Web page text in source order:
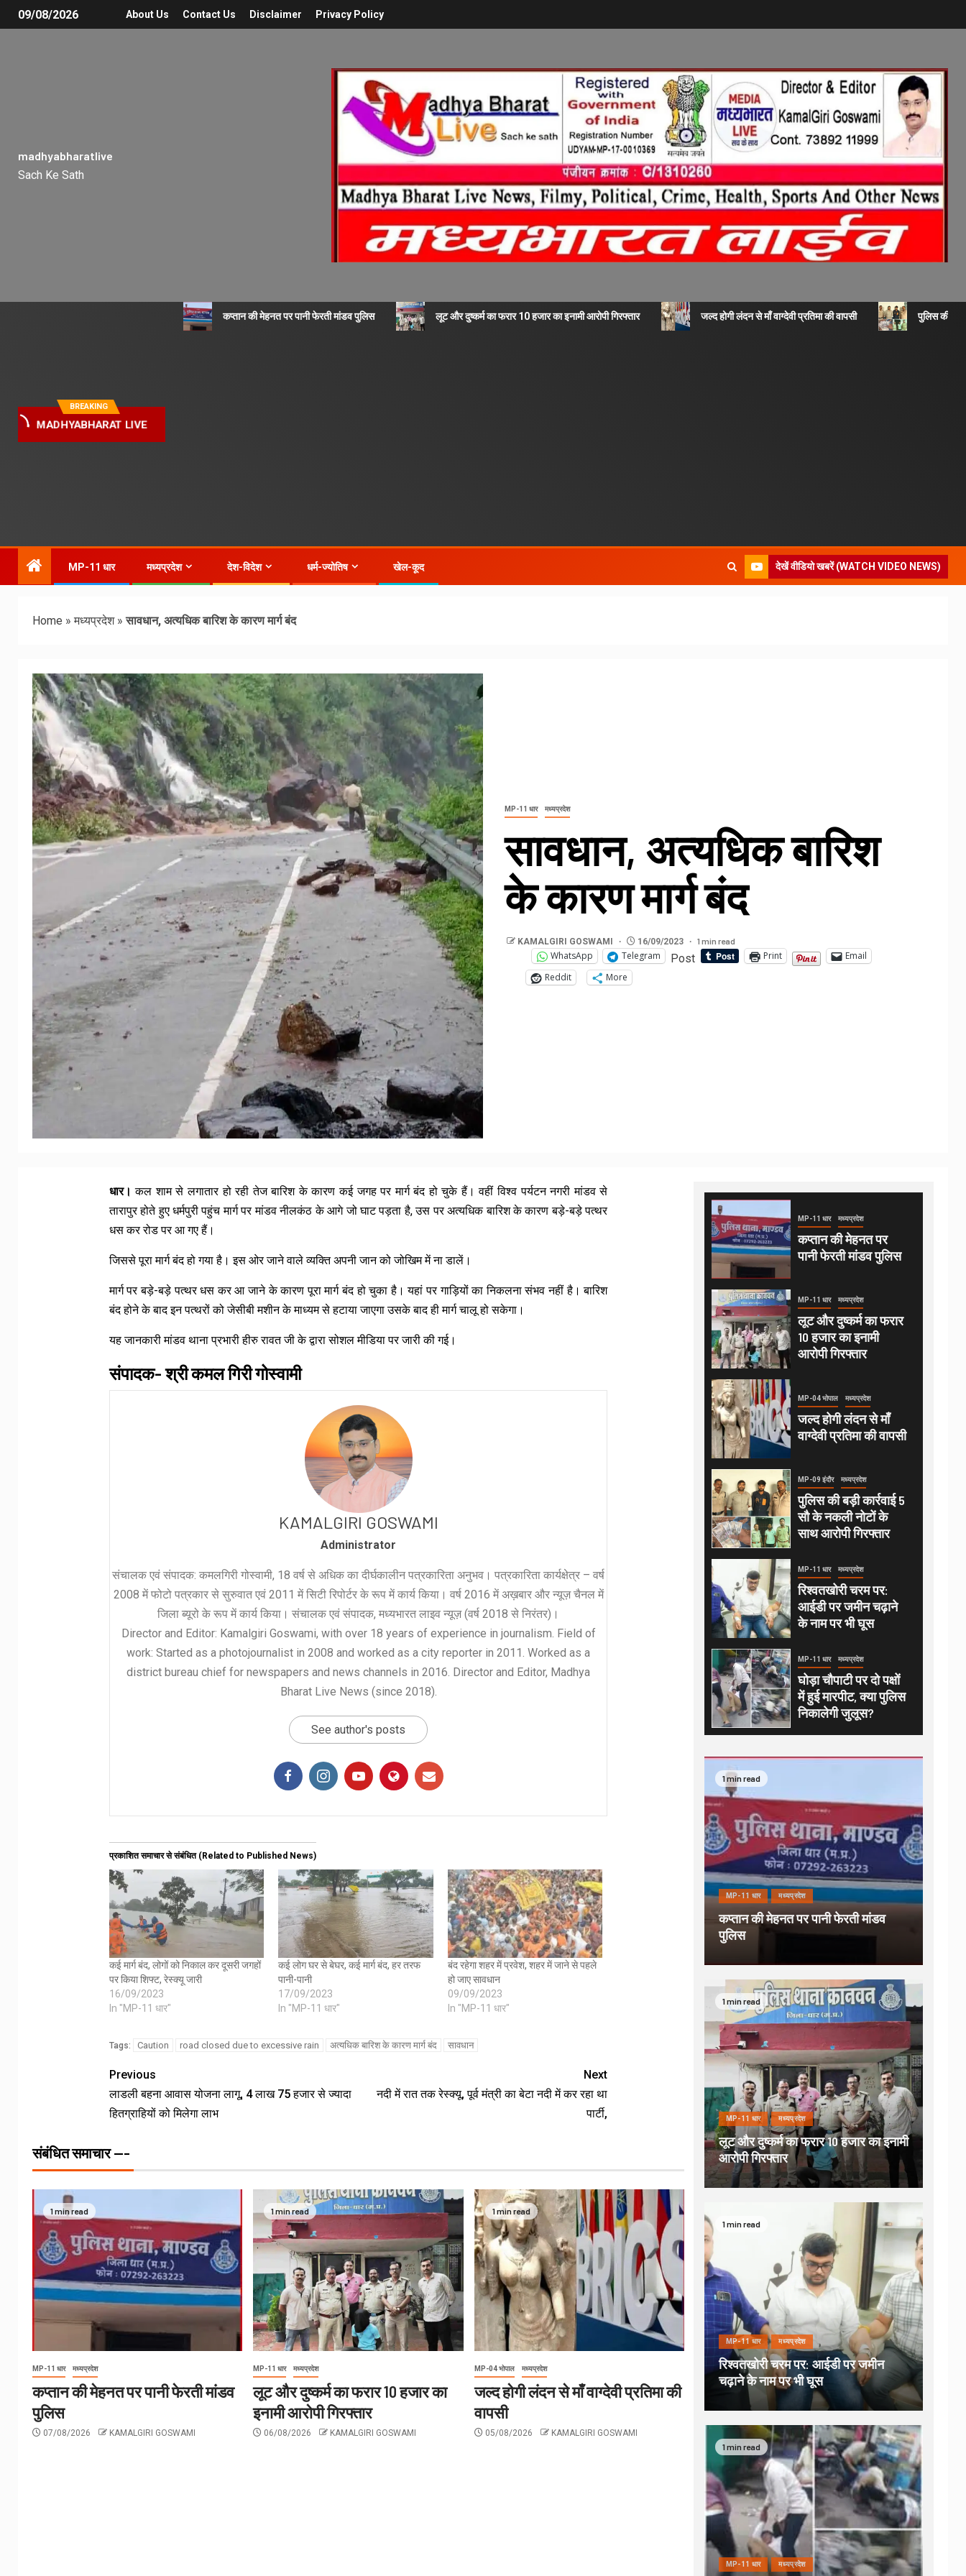
09/08/2026 About Us Contact Us Disclaimer Privacy Policy
madhyabharatlive
Sach Ke Sath
BREAKING
MADHYABHARAT LIVE
कप्तान की मेहनत पर पानी फेरती मांडव पुलिस लूट और दुष्कर्म का फरार 10 हजार का इनामी आरोपी गिरफ्तार जल्द होगी लंदन से माँ वाग्देवी प्रतिमा की वापसी पुलिस की बड़ी
MP-11 धार मध्यप्रदेश देश-विदेश धर्म-ज्योतिष खेल-कूद देखें वीडियो खबरें (WATCH VIDEO NEWS)
Home »मध्यप्रदेश»सावधान, अत्यधिक बारिश के कारण मार्ग बंद
MP-11 धार मध्यप्रदेश
सावधान, अत्यधिक बारिश
के कारण मार्ग बंद
KAMALGIRI GOSWAMI 16/09/2023 1 min read
WhatsApp Telegram Post Print
Email
Reddit
More
धार। कल शाम से लगातार हो रही तेज बारिश के कारण कई जगह पर मार्ग बंद हो चुके हैं। वहीं विश्व पर्यटन नगरी मांडव से
तारापुर होते हुए धर्मपुरी पहुंच मार्ग पर मांडव नीलकंठ के आगे जो घाट पड़ता है, उस पर अत्यधिक बारिश के कारण बड़े-बड़े पत्थर
धस कर रोड पर आ गए हैं।
जिससे पूरा मार्ग बंद हो गया है। इस ओर जाने वाले व्यक्ति अपनी जान को जोखिम में ना डालें।
मार्ग पर बड़े-बड़े पत्थर धस कर आ जाने के कारण पूरा मार्ग बंद हो चुका है। यहां पर गाड़ियों का निकलना संभव नहीं है। बारिश
बंद होने के बाद इन पत्थरों को जेसीबी मशीन के माध्यम से हटाया जाएगा उसके बाद ही मार्ग चालू हो सकेगा।
यह जानकारी मांडव थाना प्रभारी हीरु रावत जी के द्वारा सोशल मीडिया पर जारी की गई।
संपादक- श्री कमल गिरी गोस्वामी
KAMALGIRI GOSWAMI
Administrator
संचालक एवं संपादक: कमलगिरी गोस्वामी, 18 वर्ष से अधिक का दीर्घकालीन पत्रकारिता अनुभव। पत्रकारिता कार्यक्षेत्र – वर्ष
2008 में फोटो पत्रकार से सुरुवात एवं 2011 में सिटी रिपोर्टर के रूप में कार्य किया। वर्ष 2016 में अख़बार और न्यूज़ चैनल में
जिला ब्यूरो के रूप में कार्य किया। संचालक एवं संपादक, मध्यभारत लाइव न्यूज़ (वर्ष 2018 से निरंतर)।
Director and Editor: Kamalgiri Goswami, with over 18 years of experience in journalism. Field of
work: Started as a photojournalist in 2008 and worked as a city reporter in 2011. Worked as a
district bureau chief for newspapers and news channels in 2016. Director and Editor, Madhya
Bharat Live News (since 2018).
See author's posts
प्रकाशित समाचार से संबंधित (Related to Published News)
कई मार्ग बंद, लोगों को निकाल कर दूसरी जगहों
पर किया शिफ्ट, रेस्क्यू जारी
16/09/2023
In "MP-11 धार"
कई लोग घर से बेघर, कई मार्ग बंद, हर तरफ
पानी-पानी
17/09/2023
In "MP-11 धार"
बंद रहेगा शहर में प्रवेश, शहर में जाने से पहले
हो जाए सावधान
09/09/2023
In "MP-11 धार"
Tags: Caution road closed due to excessive rain अत्यधिक बारिश के कारण मार्ग बंद सावधान
Previous
लाडली बहना आवास योजना लागू, 4 लाख 75 हजार से ज्यादा
हितग्राहियों को मिलेगा लाभ
Next
नदी में रात तक रेस्क्यू, पूर्व मंत्री का बेटा नदी में कर रहा था
पार्टी,
संबंधित समाचार ---
1 min read
MP-11 धार मध्यप्रदेश
कप्तान की मेहनत पर पानी फेरती मांडव
पुलिस
07/08/2026 KAMALGIRI GOSWAMI
1 min read
MP-11 धार मध्यप्रदेश
लूट और दुष्कर्म का फरार 10 हजार का
इनामी आरोपी गिरफ्तार
06/08/2026 KAMALGIRI GOSWAMI
1 min read
MP-04 भोपाल मध्यप्रदेश
जल्द होगी लंदन से माँ वाग्देवी प्रतिमा की
वापसी
05/08/2026 KAMALGIRI GOSWAMI
MP-11 धार मध्यप्रदेश
कप्तान की मेहनत पर
पानी फेरती मांडव पुलिस
MP-11 धार मध्यप्रदेश
लूट और दुष्कर्म का फरार
10 हजार का इनामी
आरोपी गिरफ्तार
MP-04 भोपाल मध्यप्रदेश
जल्द होगी लंदन से माँ
वाग्देवी प्रतिमा की वापसी
MP-09 इंदौर मध्यप्रदेश
पुलिस की बड़ी कार्रवाई 5
सौ के नकली नोटों के
साथ आरोपी गिरफ्तार
MP-11 धार मध्यप्रदेश
रिश्वतखोरी चरम पर:
आईडी पर जमीन चढ़ाने
के नाम पर भी घूस
MP-11 धार मध्यप्रदेश
घोड़ा चौपाटी पर दो पक्षों
में हुई मारपीट, क्या पुलिस
निकालेगी जुलूस?
1 min read
MP-11 धार मध्यप्रदेश
कप्तान की मेहनत पर पानी फेरती मांडव
पुलिस
1 min read
MP-11 धार मध्यप्रदेश
लूट और दुष्कर्म का फरार 10 हजार का इनामी
आरोपी गिरफ्तार
1 min read
MP-11 धार मध्यप्रदेश
रिश्वतखोरी चरम पर: आईडी पर जमीन
चढ़ाने के नाम पर भी घूस
1 min read
MP-11 धार मध्यप्रदेश